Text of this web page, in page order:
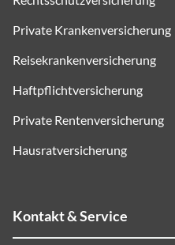
Private Krankenversicherung
Reisekrankenversicherung
Haftpflichtversicherung
Private Rentenversicherung
Hausratversicherung
Kontakt & Service